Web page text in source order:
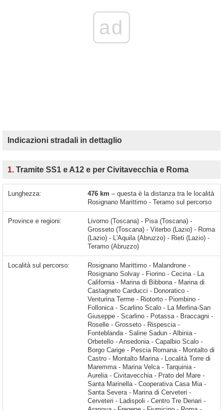
ad
Indicazioni stradali in dettaglio
1. Tramite SS1 e A12 e per Civitavecchia e Roma
Lunghezza: 476 km – questa è la distanza tra le località
Rosignano Marittimo - Teramo sul percorso
Province e regioni:
Livorno (Toscana) - Pisa (Toscana) -
Grosseto (Toscana) - Viterbo (Lazio) - Roma
(Lazio) - L'Aquila (Abruzzo) - Rieti (Lazio) -
Teramo (Abruzzo)
Località sul percorso: Rosignano Marittimo - Malandrone - Rosignano Solvay - Fiorino - Cecina - La California - Marina di Bibbona - Marina di Castagneto Carducci - Donoratico - Venturina Terme - Riotorto - Piombino - Follonica - Scarlino Scalo - La Merlina-San Giuseppe - Scarlino - Potassa - Braccagni - Roselle - Grosseto - Rispescia - Fonteblanda - Saline Sadun - Albinia - Orbetello - Ansedonia - Capalbio Scalo - Borgo Carige - Pescia Romana - Montalto di Castro - Montalto Marina - Località Torre di Maremma - Marina Velca - Tarquinia - Aurelia - Civitavecchia - Prato del Mare - Santa Marinella